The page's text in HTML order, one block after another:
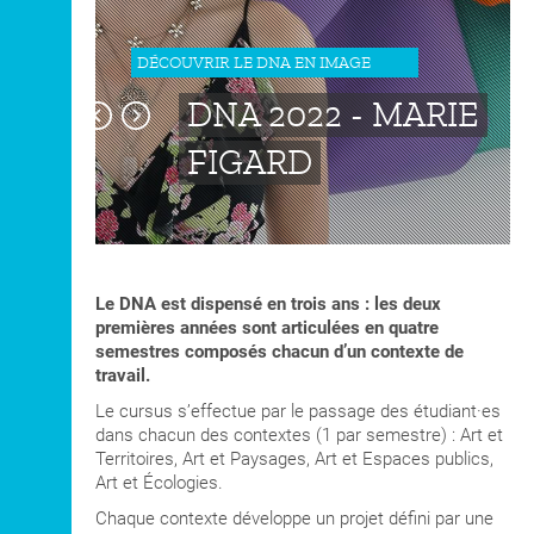
en collaboration et à la formation de collectifs.
Par leurs gestes artistiques, les étudiant·es qui
choisissent cette formation s’inscrivent dans
la sphère des débats publics contemporains :
art et politique, art et société, art et écologies,
art et mondes vivants.
vers l’art dans les espaces publics et de la
présence accrue d’artistes, collectifs et
nouveaux lieux de diffusion.
DÉCOUVRIR LE DNA EN IMAGE
DNA 2022 - MARIE
FIGARD
Le DNA est dispensé en trois ans : les deux
premières années sont articulées en quatre
semestres composés chacun d’un contexte de
travail.
Le cursus s’effectue par le passage des étudiant·es
dans chacun des contextes (1 par semestre) : Art et
Territoires, Art et Paysages, Art et Espaces publics,
Art et Écologies.
Chaque contexte développe un projet défini par une